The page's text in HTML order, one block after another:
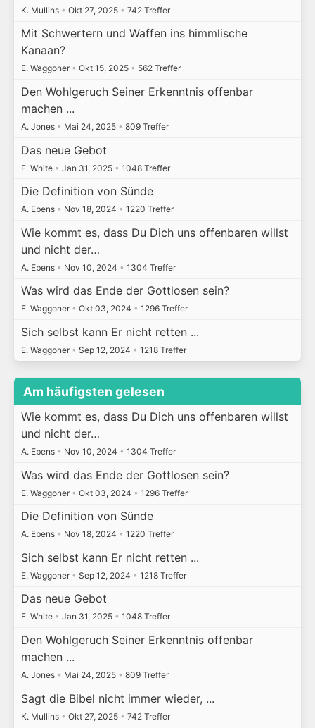
K. Mullins • Okt 27, 2025 • 742 Treffer
Mit Schwertern und Waffen ins himmlische
Kanaan?
E. Waggoner • Okt 15, 2025 • 562 Treffer
Den Wohlgeruch Seiner Erkenntnis offenbar
machen ...
A. Jones • Mai 24, 2025 • 809 Treffer
Das neue Gebot
E. White • Jan 31, 2025 • 1048 Treffer
Die Definition von Sünde
A. Ebens • Nov 18, 2024 • 1220 Treffer
Wie kommt es, dass Du Dich uns offenbaren willst
und nicht der…
A. Ebens • Nov 10, 2024 • 1304 Treffer
Was wird das Ende der Gottlosen sein?
E. Waggoner • Okt 03, 2024 • 1296 Treffer
Sich selbst kann Er nicht retten ...
E. Waggoner • Sep 12, 2024 • 1218 Treffer
Am häufigsten gelesen
Wie kommt es, dass Du Dich uns offenbaren willst
und nicht der…
A. Ebens • Nov 10, 2024 • 1304 Treffer
Was wird das Ende der Gottlosen sein?
E. Waggoner • Okt 03, 2024 • 1296 Treffer
Die Definition von Sünde
A. Ebens • Nov 18, 2024 • 1220 Treffer
Sich selbst kann Er nicht retten ...
E. Waggoner • Sep 12, 2024 • 1218 Treffer
Das neue Gebot
E. White • Jan 31, 2025 • 1048 Treffer
Den Wohlgeruch Seiner Erkenntnis offenbar
machen ...
A. Jones • Mai 24, 2025 • 809 Treffer
Sagt die Bibel nicht immer wieder, ...
K. Mullins • Okt 27, 2025 • 742 Treffer